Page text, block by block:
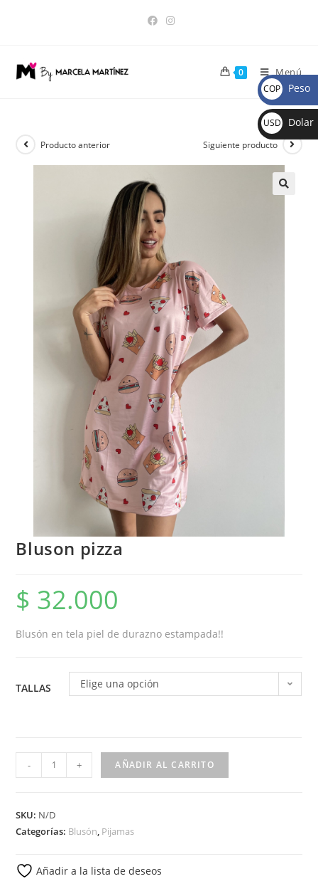
0 Menú
Producto anterior Siguiente producto
Bluson pizza
$ 32.000
Blusón en tela piel de durazno estampada!!
TALLAS Elige una opción
- + AÑADIR AL CARRITO
SKU: N/D
Categorías: Blusón, Pijamas
Añadir a la lista de deseos
COP
$
Peso
USD
$
Dolar